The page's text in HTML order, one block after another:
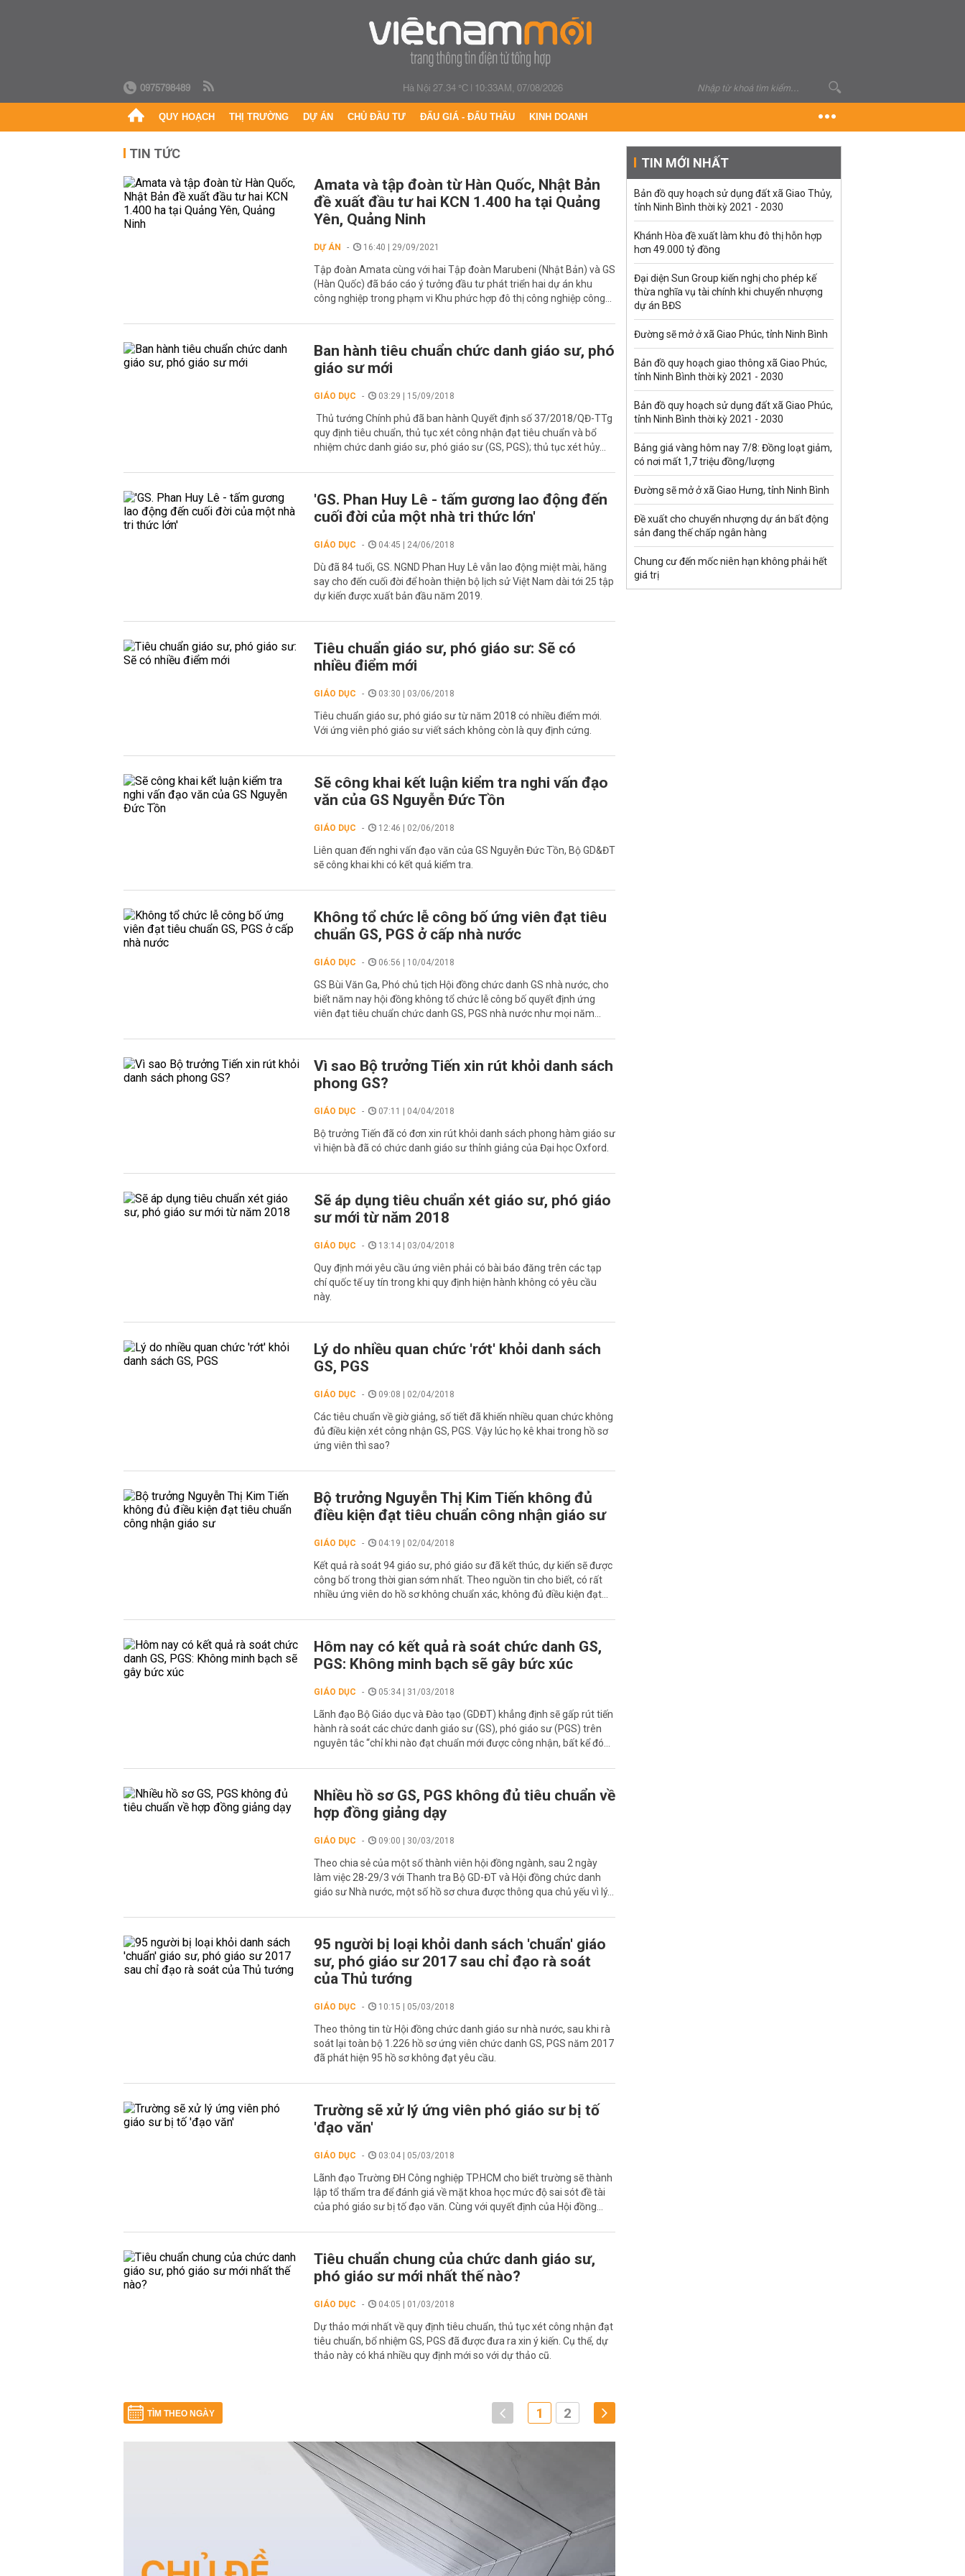
0975798489 Hà Nội 27.34 °C| 10:33AM, 07/08/2026
QUY HOẠCH THỊ TRƯỜNG DỰ ÁN CHỦ ĐẦU TƯ ĐẤU GIÁ - ĐẤU THẦU KINH DOANH
TIN TỨC
Amata và tập đoàn từ Hàn Quốc, Nhật Bản
đề xuất đầu tư hai KCN 1.400 ha tại Quảng
Yên, Quảng Ninh
DỰ ÁN 16:40 | 29/09/2021
Tập đoàn Amata cùng với hai Tập đoàn Marubeni (Nhật Bản) và GS
(Hàn Quốc) đã báo cáo ý tưởng đầu tư phát triển hai dự án khu
công nghiệp trong phạm vi Khu phức hợp đô thị công nghiệp công...
Ban hành tiêu chuẩn chức danh giáo sư, phó
giáo sư mới
GIÁO DỤC 03:29 | 15/09/2018
Thủ tướng Chính phủ đã ban hành Quyết định số 37/2018/QĐ-TTg
quy định tiêu chuẩn, thủ tục xét công nhận đạt tiêu chuẩn và bổ
nhiệm chức danh giáo sư, phó giáo sư (GS, PGS); thủ tục xét hủy...
'GS. Phan Huy Lê - tấm gương lao động đến
cuối đời của một nhà tri thức lớn'
GIÁO DỤC 04:45 | 24/06/2018
Dù đã 84 tuổi, GS. NGND Phan Huy Lê vẫn lao động miệt mài, hăng
say cho đến cuối đời để hoàn thiện bộ lịch sử Việt Nam dài tới 25 tập
dự kiến được xuất bản đầu năm 2019.
Tiêu chuẩn giáo sư, phó giáo sư: Sẽ có
nhiều điểm mới
GIÁO DỤC 03:30 | 03/06/2018
Tiêu chuẩn giáo sư, phó giáo sư từ năm 2018 có nhiều điểm mới.
Với ứng viên phó giáo sư viết sách không còn là quy định cứng.
Sẽ công khai kết luận kiểm tra nghi vấn đạo
văn của GS Nguyễn Đức Tồn
GIÁO DỤC 12:46 | 02/06/2018
Liên quan đến nghi vấn đạo văn của GS Nguyễn Đức Tồn, Bộ GD&ĐT
sẽ công khai khi có kết quả kiểm tra.
Không tổ chức lễ công bố ứng viên đạt tiêu
chuẩn GS, PGS ở cấp nhà nước
GIÁO DỤC 06:56 | 10/04/2018
GS Bùi Văn Ga, Phó chủ tịch Hội đồng chức danh GS nhà nước, cho
biết năm nay hội đồng không tổ chức lễ công bố quyết định ứng
viên đạt tiêu chuẩn chức danh GS, PGS nhà nước như mọi năm...
Vì sao Bộ trưởng Tiến xin rút khỏi danh sách
phong GS?
GIÁO DỤC 07:11 | 04/04/2018
Bộ trưởng Tiến đã có đơn xin rút khỏi danh sách phong hàm giáo sư
vì hiện bà đã có chức danh giáo sư thỉnh giảng của Đại học Oxford.
Sẽ áp dụng tiêu chuẩn xét giáo sư, phó giáo
sư mới từ năm 2018
GIÁO DỤC 13:14 | 03/04/2018
Quy định mới yêu cầu ứng viên phải có bài báo đăng trên các tạp
chí quốc tế uy tín trong khi quy định hiện hành không có yêu cầu
này.
Lý do nhiều quan chức 'rớt' khỏi danh sách
GS, PGS
GIÁO DỤC 09:08 | 02/04/2018
Các tiêu chuẩn về giờ giảng, số tiết đã khiến nhiều quan chức không
đủ điều kiện xét công nhận GS, PGS. Vậy lúc họ kê khai trong hồ sơ
ứng viên thì sao?
Bộ trưởng Nguyễn Thị Kim Tiến không đủ
điều kiện đạt tiêu chuẩn công nhận giáo sư
GIÁO DỤC 04:19 | 02/04/2018
Kết quả rà soát 94 giáo sư, phó giáo sư đã kết thúc, dự kiến sẽ được
công bố trong thời gian sớm nhất. Theo nguồn tin cho biết, có rất
nhiều ứng viên do hồ sơ không chuẩn xác, không đủ điều kiện đạt...
Hôm nay có kết quả rà soát chức danh GS,
PGS: Không minh bạch sẽ gây bức xúc
GIÁO DỤC 05:34 | 31/03/2018
Lãnh đạo Bộ Giáo dục và Đào tạo (GDĐT) khẳng định sẽ gấp rút tiến
hành rà soát các chức danh giáo sư (GS), phó giáo sư (PGS) trên
nguyên tắc “chỉ khi nào đạt chuẩn mới được công nhận, bất kể đó...
Nhiều hồ sơ GS, PGS không đủ tiêu chuẩn về
hợp đồng giảng dạy
GIÁO DỤC 09:00 | 30/03/2018
Theo chia sẻ của một số thành viên hội đồng ngành, sau 2 ngày
làm việc 28-29/3 với Thanh tra Bộ GD-ĐT và Hội đồng chức danh
giáo sư Nhà nước, một số hồ sơ chưa được thông qua chủ yếu vì lý...
95 người bị loại khỏi danh sách 'chuẩn' giáo
sư, phó giáo sư 2017 sau chỉ đạo rà soát
của Thủ tướng
GIÁO DỤC 10:15 | 05/03/2018
Theo thông tin từ Hội đồng chức danh giáo sư nhà nước, sau khi rà
soát lại toàn bộ 1.226 hồ sơ ứng viên chức danh GS, PGS năm 2017
đã phát hiện 95 hồ sơ không đạt yêu cầu.
Trường sẽ xử lý ứng viên phó giáo sư bị tố
'đạo văn'
GIÁO DỤC 03:04 | 05/03/2018
Lãnh đạo Trường ĐH Công nghiệp TP.HCM cho biết trường sẽ thành
lập tổ thẩm tra để đánh giá về mặt khoa học mức độ sai sót đề tài
của phó giáo sư bị tố đạo văn. Cùng với quyết định của Hội đồng...
Tiêu chuẩn chung của chức danh giáo sư,
phó giáo sư mới nhất thế nào?
GIÁO DỤC 04:05 | 01/03/2018
Dự thảo mới nhất về quy định tiêu chuẩn, thủ tục xét công nhận đạt
tiêu chuẩn, bổ nhiệm GS, PGS đã được đưa ra xin ý kiến. Cụ thể, dự
thảo này có khá nhiều quy định mới so với dự thảo cũ.
TÌM THEO NGÀY 1 2
TIN MỚI NHẤT
Bản đồ quy hoạch sử dụng đất xã Giao Thủy,
tỉnh Ninh Bình thời kỳ 2021 - 2030
Khánh Hòa đề xuất làm khu đô thị hỗn hợp
hơn 49.000 tỷ đồng
Đại diện Sun Group kiến nghị cho phép kế
thừa nghĩa vụ tài chính khi chuyển nhượng
dự án BĐS
Đường sẽ mở ở xã Giao Phúc, tỉnh Ninh Bình
Bản đồ quy hoạch giao thông xã Giao Phúc,
tỉnh Ninh Bình thời kỳ 2021 - 2030
Bản đồ quy hoạch sử dụng đất xã Giao Phúc,
tỉnh Ninh Bình thời kỳ 2021 - 2030
Bảng giá vàng hôm nay 7/8: Đồng loạt giảm,
có nơi mất 1,7 triệu đồng/lượng
Đường sẽ mở ở xã Giao Hưng, tỉnh Ninh Bình
Đề xuất cho chuyển nhượng dự án bất động
sản đang thế chấp ngân hàng
Chung cư đến mốc niên hạn không phải hết
giá trị